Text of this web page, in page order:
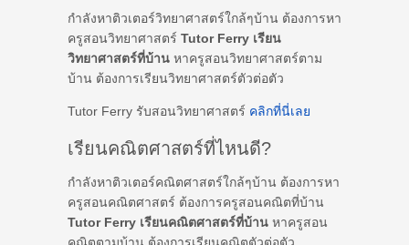
กำลังหาติวเตอร์วิทยาศาสตร์ใกล้ๆบ้าน ต้องการหา
ครูสอนวิทยาศาสตร์ Tutor Ferry เรียน
วิทยาศาสตร์ที่บ้าน หาครูสอนวิทยาศาสตร์ตาม
บ้าน ต้องการเรียนวิทยาศาสตร์ตัวต่อตัว
Tutor Ferry รับสอนวิทยาศาสตร์ คลิกที่นี่เลย
เรียนคณิตศาสตร์ที่ไหนดี?
กำลังหาติวเตอร์คณิตศาสตร์ใกล้ๆบ้าน ต้องการหา
ครูสอนคณิตศาสตร์ ต้องการครูสอนคณิตที่บ้าน
Tutor Ferry เรียนคณิตศาสตร์ที่บ้าน หาครูสอน